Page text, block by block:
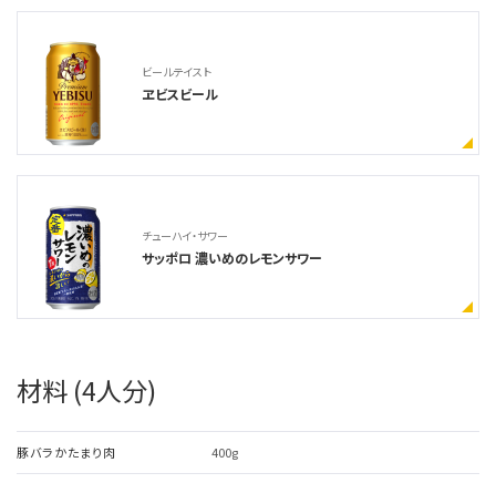
ビールテイスト
ヱビスビール
チューハイ・サワー
サッポロ 濃いめのレモンサワー
材料 (4人分)
豚バラかたまり肉 400g